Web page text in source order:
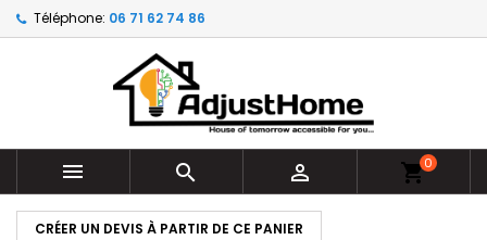
Téléphone: 06 71 62 74 86
   shopping_cart0
CRÉER UN DEVIS À PARTIR DE CE PANIER